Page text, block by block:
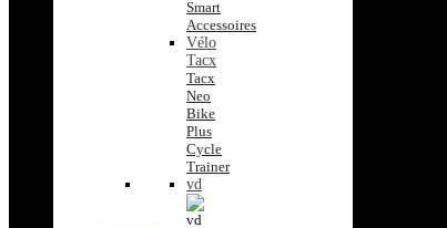
Smart
Accessoires
Vélo
Tacx
Tacx
Neo
Bike
Plus
Cycle
Trainer
vd